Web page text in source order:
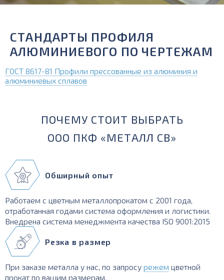
СТАНДАРТЫ ПРОФИЛЯ
АЛЮМИНИЕВОГО ПО ЧЕРТЕЖАМ
ГОСТ 8617-81 Профили прессованные из алюминия и
алюминиевых сплавов
ПОЧЕМУ СТОИТ ВЫБРАТЬ
ООО ПКФ «МЕТАЛЛ СВ»
Обширный опыт
Работаем с цветным металлопрокатом с 2001 года,
отработанная годами система оформления и логистики.
Внедрена система менеджмента качества ISO 9001:2015
Резка в размер
При заказе металла у нас, по запросу режем цветной
прокат по вашим размерам.